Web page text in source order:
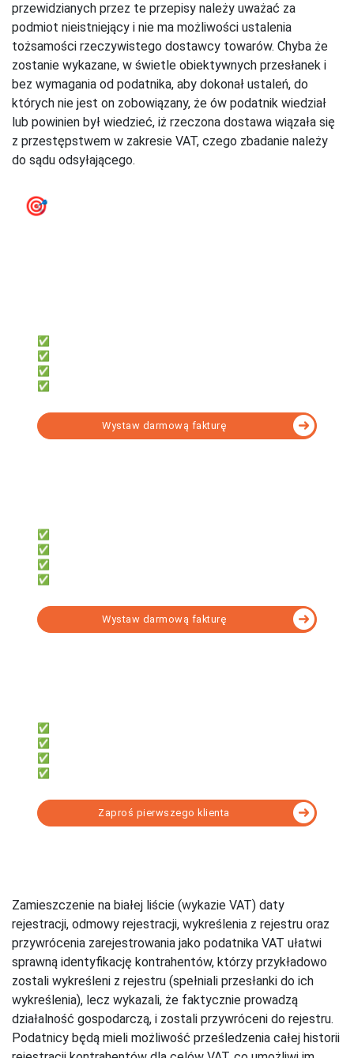
przewidzianych przez te przepisy należy uważać za
podmiot nieistniejący i nie ma możliwości ustalenia
tożsamości rzeczywistego dostawcy towarów. Chyba że
zostanie wykazane, w świetle obiektywnych przesłanek i
bez wymagania od podatnika, aby dokonał ustaleń, do
których nie jest on zobowiązany, że ów podatnik wiedział
lub powinien był wiedzieć, iż rzeczona dostawa wiązała się
z przestępstwem w zakresie VAT, czego zbadanie należy
do sądu odsyłającego.
🎯
✅ Samodzielnie księgować
✅ Oszczędzić czas i pieniądze
✅ Mieć dostęp z telefonu i komputera
✅ Fakturować za darmo z KSeF
Wystaw darmową fakturę
✅ 7 000+ formularzy w tym KSeF
✅ e-Deklaracji, JPK, e-ZUS
✅ Obsługi wielu firm
✅ Narzędzia do formalności
Wystaw darmową fakturę
✅ System do współpracy z klientami
✅ Dać klientom darmowe faktury
✅ Obsługi KSeF bez instalacji
✅ Rozliczać KPiR lub Ryczałt
Zaproś pierwszego klienta
Zamieszczenie na białej liście (wykazie VAT) daty
rejestracji, odmowy rejestracji, wykreślenia z rejestru oraz
przywrócenia zarejestrowania jako podatnika VAT ułatwi
sprawną identyfikację kontrahentów, którzy przykładowo
zostali wykreśleni z rejestru (spełniali przesłanki do ich
wykreślenia), lecz wykazali, że faktycznie prowadzą
działalność gospodarczą, i zostali przywróceni do rejestru.
Podatnicy będą mieli możliwość prześledzenia całej historii